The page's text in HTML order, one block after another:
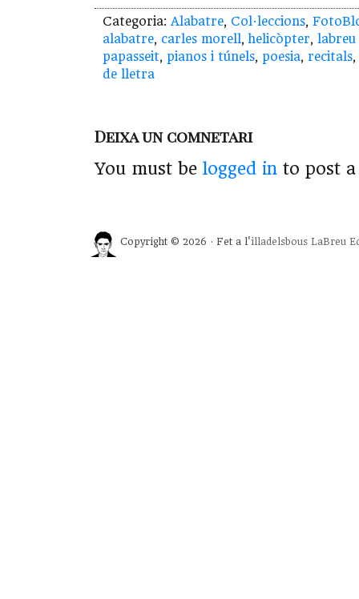
Categoria: Alabatre, Col·leccions,
alabatre, carles morell,helicòpter, labreu
papasseit, pianos i túnels, poesia, recitals,
de lletra
Deixa un comnetari
You must be logged in to post
Copyright © 2026 · Fet a l'illadelsbous LaBreu